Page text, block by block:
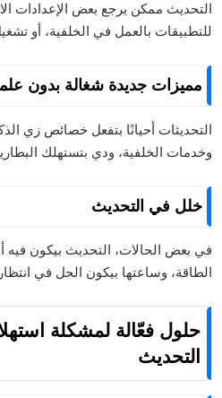
التحديث ممكن يرجع بعض الإعدادات
للتطبيقات بالعمل في الخلفية، أو
مميزات جديدة شغالة بدون
التحديثات أحيانًا بتفعل خصائص زي
وخدمات الخلفية، ودي بتستهلك
خلل في التحديث
في بعض الحالات، التحديث بيكون فيه
الطاقة، وساعتها بيكون الحل في
حلول فعّالة لمشكلة
التحديث